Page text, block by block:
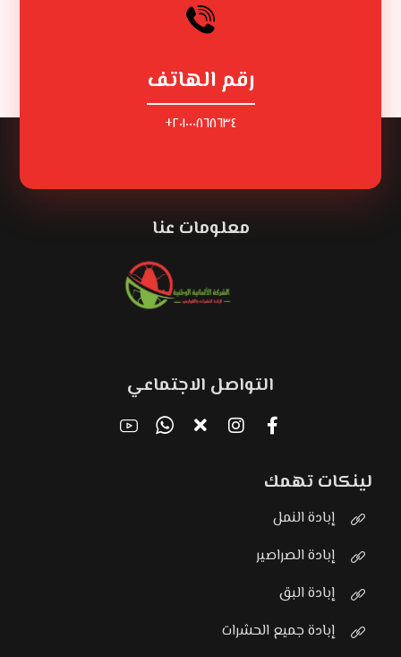
رقم الهاتف
٢٠١٠٠٠٨٦٨٦٣٤+
معلومات عنا
التواصل الاجتماعي
لينكات تهمك
إبادة النمل
إبادة الصراصير
إبادة البق
إبادة جميع الحشرات